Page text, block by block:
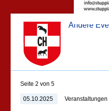
Andere
Seite 2 von 5
05.10.2025 Veranstaltungen